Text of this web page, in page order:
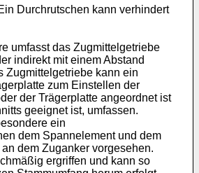
Durchrutschen kann verhindert
umfasst das Zugmittelgetriebe
indirekt mit einem Abstand
Zugmittelgetriebe kann ein
zum Einstellen der
der Trägerplatte angeordnet ist
geeignet ist, umfassen.
ein
dem Spannelement und dem
dem Zuganker vorgesehen.
ergriffen und kann so